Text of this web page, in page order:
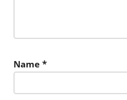
Name *